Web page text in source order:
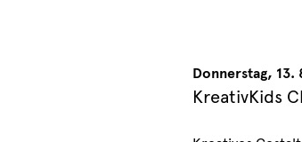
Donnerstag, 13.
KreativKids